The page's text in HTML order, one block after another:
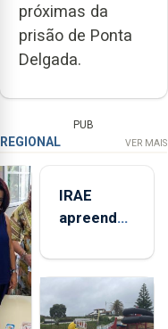
próximas da
prisão de Ponta
Delgada.
PUB
REGIONAL VER MAIS
IRAE
apreendeu
toneladas
de
alimentos